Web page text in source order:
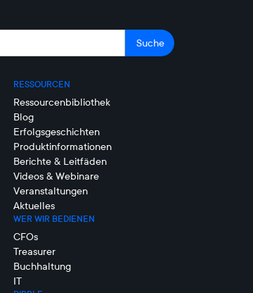
RESSOURCEN
Ressourcenbibliothek
Blog
Erfolgsgeschichten
Produktinformationen
Berichte & Leitfäden
Videos & Webinare
Veranstaltungen
Aktuelles
WER WIR BEDIENEN
CFOs
Treasurer
Buchhaltung
IT